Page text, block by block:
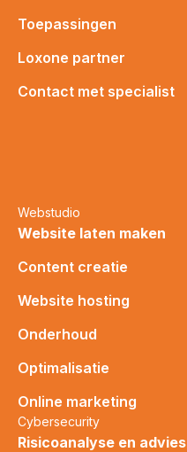
Toepassingen
Loxone partner
Contact met specialist
Webstudio
Website laten maken
Content creatie
Website hosting
Onderhoud
Optimalisatie
Online marketing
Cybersecurity
Risicoanalyse en advies